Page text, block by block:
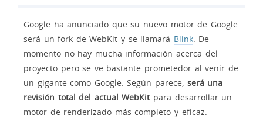
Google ha anunciado que su nuevo motor de Google
será un fork de WebKit y se llamará Blink. De
momento no hay mucha información acerca del
proyecto pero se ve bastante prometedor al venir de
un gigante como Google. Según parece, será una
revisión total del actual WebKitpara desarrollar un
motor de renderizado más completo y eficaz.